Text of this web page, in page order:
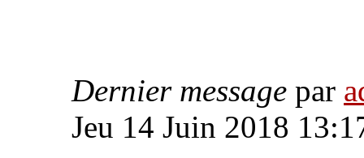
Dernier message par
Jeu 14 Juin 2018